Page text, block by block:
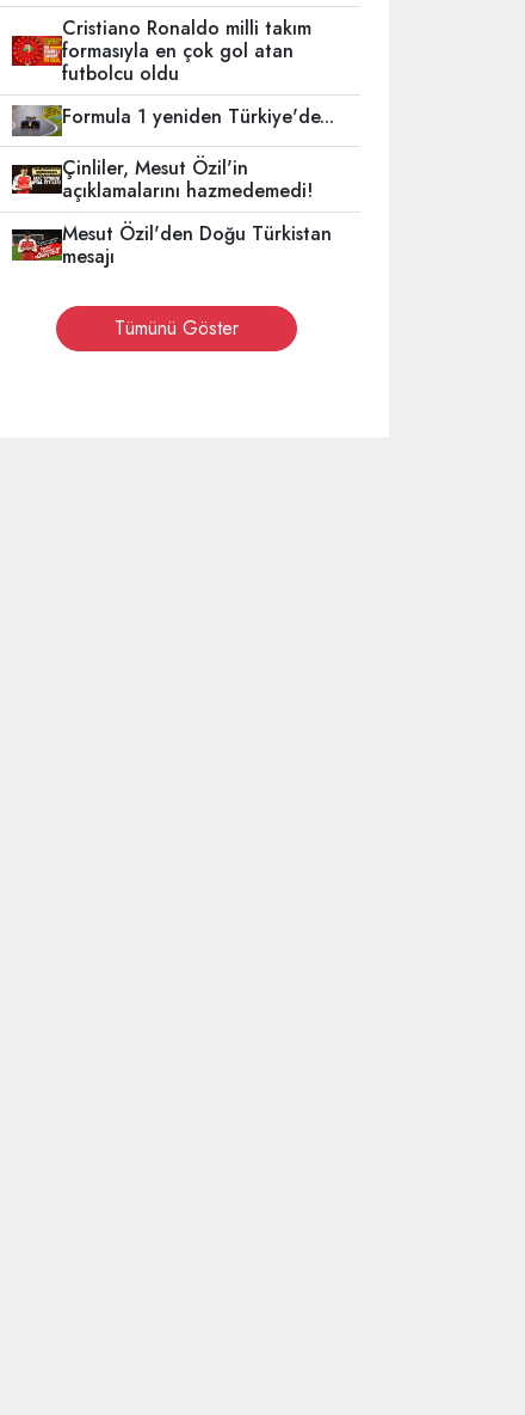
Cristiano Ronaldo milli takım
formasıyla en çok gol atan
futbolcu oldu
Formula 1 yeniden Türkiye'de...
Çinliler, Mesut Özil'in
açıklamalarını hazmedemedi!
Mesut Özil'den Doğu Türkistan
mesajı
Tümünü Göster